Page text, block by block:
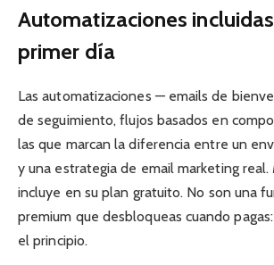
Automatizaciones
primer día
Las automatizaciones — emails de
de seguimiento, flujos basados en
las que marcan la diferencia entre un
y una estrategia de email marketing real.
incluye en su plan gratuito. No son una
premium que desbloqueas cuando
el principio.